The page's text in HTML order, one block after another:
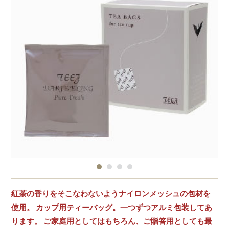
紅茶の香りをそこなわないようナイロンメッシュの包材を
使用。 カップ用ティーバッグ。一つずつアルミ包装してあ
ります。 ご家庭用としてはもちろん、ご贈答用としても最